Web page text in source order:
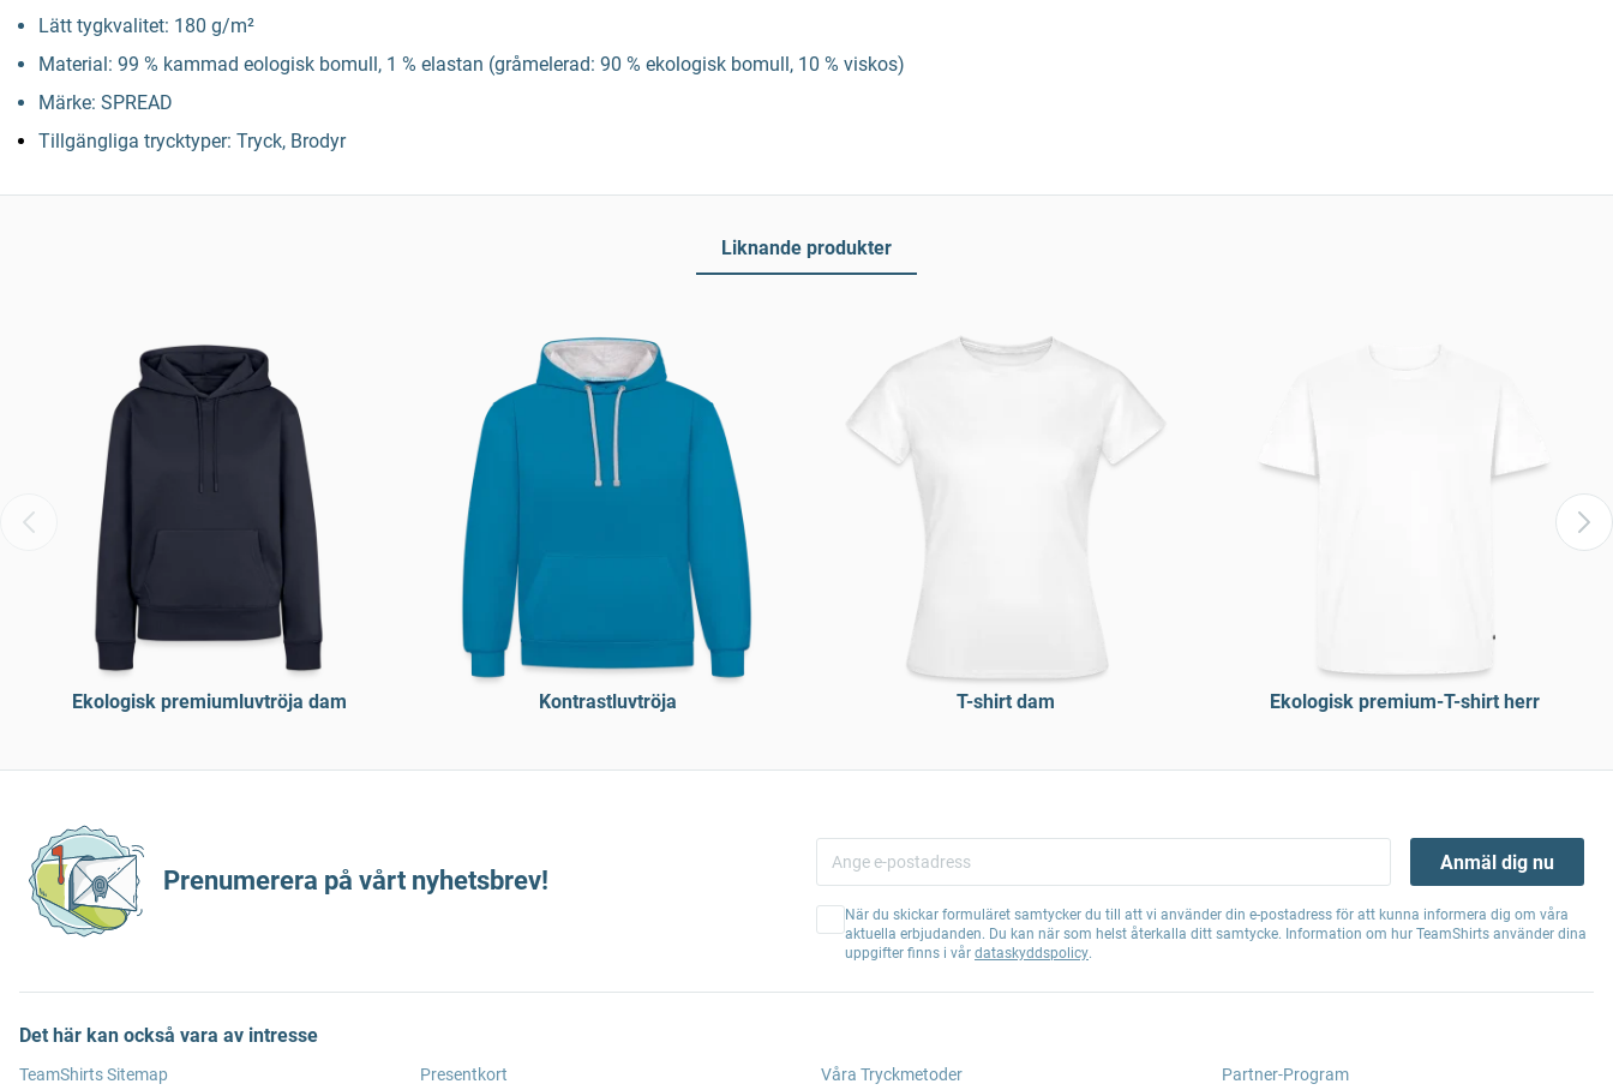
Lätt tygkvalitet: 180 g/m²
Material: 99 % kammad eologisk bomull, 1 % elastan (gråmelerad: 90 % ekologisk bomull, 10 % viskos)
Märke: SPREAD
Tillgängliga trycktyper: Tryck, Brodyr
Liknande produkter
Ekologisk premiumluvtröja dam Kontrastluvtröja T-shirt dam Ekologisk premium-T-shirt herr
Prenumerera på vårt nyhetsbrev!
Anmäl dig nu
När du skickar formuläret samtycker du till att vi använder din e-postadress för att kunna informera dig om våra
aktuella erbjudanden. Du kan när som helst återkalla ditt samtycke. Information om hur TeamShirts använder dina
uppgifter finns i vår dataskyddspolicy.
Det här kan också vara av intresse
TeamShirts Sitemap Presentkort Våra Tryckmetoder Partner-Program